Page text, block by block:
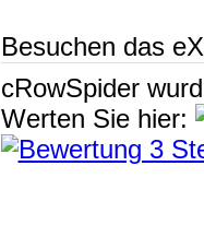
Besuchen das
cRowSpider
Werten Sie hier: